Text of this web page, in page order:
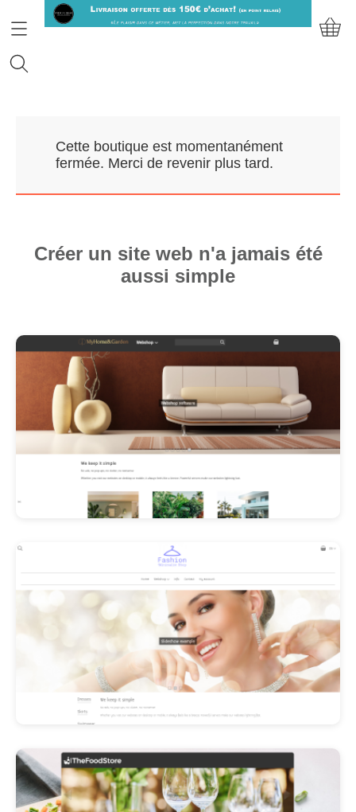
Prendre RDV
Nos Marques
Contact
E-Boutique
Les Promos!
Polishangel Belgium
Cette boutique est momentanément
fermée. Merci de revenir plus tard.
Créer un site web n'a jamais été
aussi simple